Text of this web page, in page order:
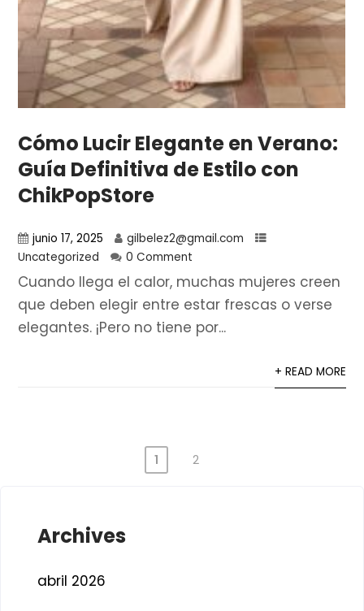
Cómo Lucir Elegante en Verano:
Guía Definitiva de Estilo con
ChikPopStore
junio 17, 2025
gilbelez2@gmail.com
Uncategorized
0 Comment
Cuando llega el calor, muchas mujeres creen
que deben elegir entre estar frescas o verse
elegantes. ¡Pero no tiene por...
+ READ MORE
1 2
Archives
abril 2026